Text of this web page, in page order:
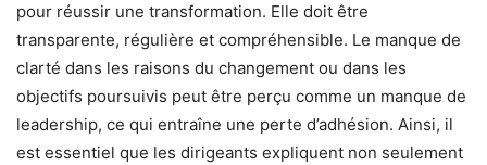
pour réussir une transformation. Elle doit être
transparente, régulière et compréhensible. Le manque de
clarté dans les raisons du changement ou dans les
objectifs poursuivis peut être perçu comme un manque de
leadership, ce qui entraîne une perte d’adhésion. Ainsi, il
est essentiel que les dirigeants expliquent non seulement